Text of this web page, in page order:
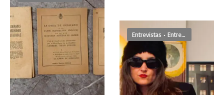
Entrevistas • Entrevistas De Frente